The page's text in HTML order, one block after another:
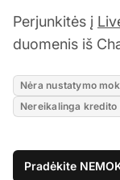
Perjunkitės į
duomenis iš
Nėra nustatymo
Nereikalinga kredito
Pradėkite